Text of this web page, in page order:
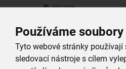
Používáme
Tyto webové stránky
sledovací nástroje s cílem
skladem
Vložit do košíku